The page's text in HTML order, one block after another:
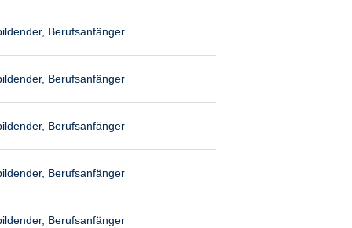
Berufsanfänger
Berufsanfänger
Berufsanfänger
Berufsanfänger
Berufsanfänger